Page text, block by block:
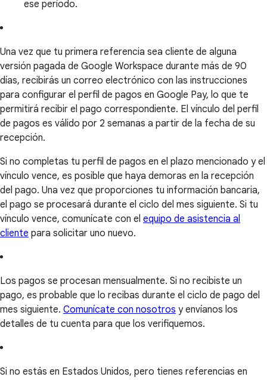
ese período.
Una vez que tu primera referencia sea cliente de alguna
versión pagada de Google Workspace durante más de 90
días, recibirás un correo electrónico con las instrucciones
para configurar el perfil de pagos en Google Pay, lo que te
permitirá recibir el pago correspondiente. El vínculo del perfil
de pagos es válido por 2 semanas a partir de la fecha de su
recepción.
Si no completas tu perfil de pagos en el plazo mencionado y el
vínculo vence, es posible que haya demoras en la recepción
del pago. Una vez que proporciones tu información bancaria,
el pago se procesará durante el ciclo del mes siguiente. Si tu
vínculo vence, comunícate con el equipo de asistencia al
cliente para solicitar uno nuevo.
Los pagos se procesan mensualmente. Si no recibiste un
pago, es probable que lo recibas durante el ciclo de pago del
mes siguiente. Comunícate con nosotros y envíanos los
detalles de tu cuenta para que los verifiquemos.
Si no estás en Estados Unidos, pero tienes referencias en